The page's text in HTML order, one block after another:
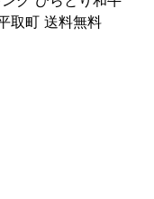
取町 送料無料